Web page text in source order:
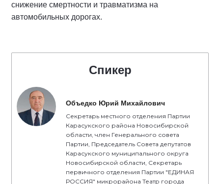
снижение смертности и травматизма на
автомобильных дорогах.
Спикер
Объедко Юрий Михайлович
Секретарь местного отделения Партии
Карасукского района Новосибирской
области, член Генерального совета
Партии, Председатель Совета депутатов
Карасукского муниципального округа
Новосибирской области, Секретарь
первичного отделения Партии "ЕДИНАЯ
РОССИЯ" микрорайона Театр города